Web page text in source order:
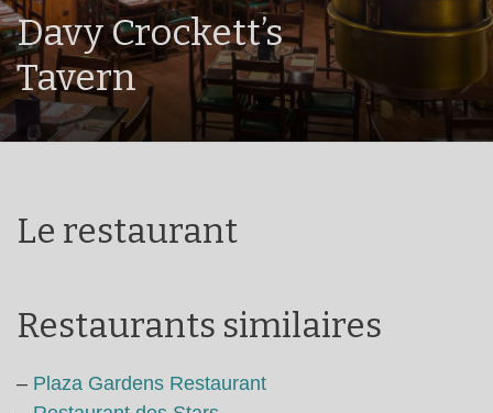
Davy Crockett’s
Tavern
Le restaurant
Restaurants similaires
– Plaza Gardens Restaurant